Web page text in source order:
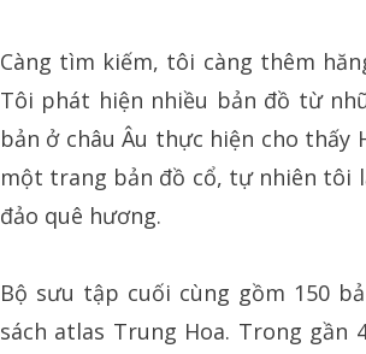
Càng tìm kiếm, tôi càng thêm
Tôi phát hiện nhiều bản đồ từ
bản ở châu Âu thực hiện cho thấy
một trang bản đồ cổ, tự nhiên tôi
đảo quê hương.
Bộ sưu tập cuối cùng gồm 150
sách atlas Trung Hoa. Trong gần